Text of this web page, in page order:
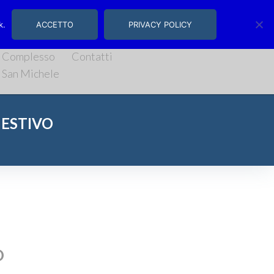
Complesso
San Michele
Contatti
ACCETTO PRIVACY POLICY